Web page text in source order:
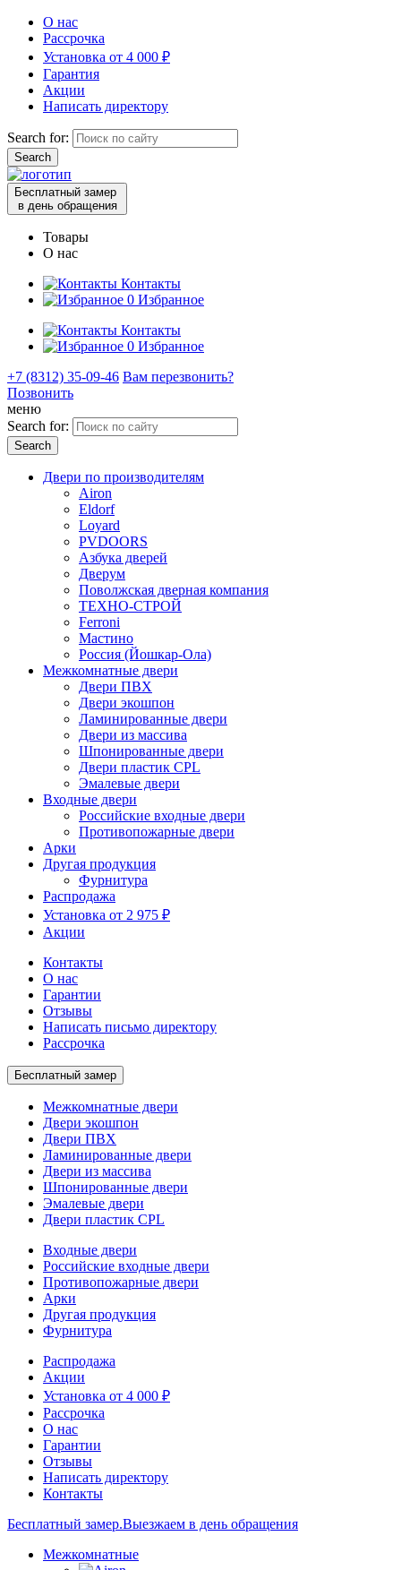
О нас
Рассрочка
Установка от 4 000 ₽
Гарантия
Акции
Написать директору
Search for:
Бесплатный замер
в день обращения
Товары
О нас
Контакты
0 Избранное
Контакты
0 Избранное
+7 (8312) 35-09-46 Вам перезвонить?
Позвонить
меню
Search for:
Двери по производителям
Airon
Eldorf
Loyard
PVDOORS
Азбука дверей
Дверум
Поволжская дверная компания
ТЕХНО-СТРОЙ
Ferroni
Мастино
Россия (Йошкар-Ола)
Межкомнатные двери
Двери ПВХ
Двери экошпон
Ламинированные двери
Двери из массива
Шпонированные двери
Двери пластик CPL
Эмалевые двери
Входные двери
Российские входные двери
Противопожарные двери
Арки
Другая продукция
Фурнитура
Распродажа
Установка от 2 975 ₽
Акции
Контакты
О нас
Гарантии
Отзывы
Написать письмо директору
Рассрочка
Бесплатный замер
Межкомнатные двери
Двери экошпон
Двери ПВХ
Ламинированные двери
Двери из массива
Шпонированные двери
Эмалевые двери
Двери пластик CPL
Входные двери
Российские входные двери
Противопожарные двери
Арки
Другая продукция
Фурнитура
Распродажа
Акции
Установка от 4 000 ₽
Рассрочка
О нас
Гарантии
Отзывы
Написать директору
Контакты
Бесплатный замер.Выезжаем в день обращения
Межкомнатные